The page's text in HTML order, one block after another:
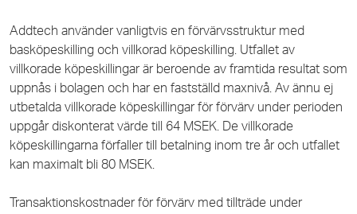
Addtech använder vanligtvis en förvärvsstruktur med
basköpeskilling och villkorad köpeskilling. Utfallet av
villkorade köpeskillingar är beroende av framtida resultat som
uppnås i bolagen och har en fastställd maxnivå. Av ännu ej
utbetalda villkorade köpeskillingar för förvärv under perioden
uppgår diskonterat värde till 64 MSEK. De villkorade
köpeskillingarna förfaller till betalning inom tre år och utfallet
kan maximalt bli 80 MSEK.
Transaktionskostnader för förvärv med tillträde under